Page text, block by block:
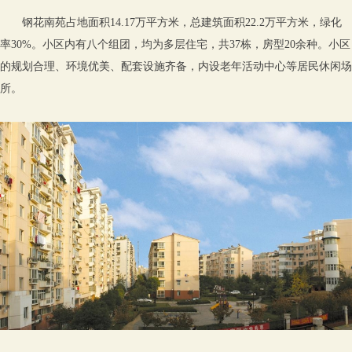
钢花南苑占地面积14.17万平方米，总建筑面积22.2万平方米，绿化
率30%。小区内有八个组团，均为多层住宅，共37栋，房型20余种。小区
的规划合理、环境优美、配套设施齐备，内设老年活动中心等居民休闲场
所。